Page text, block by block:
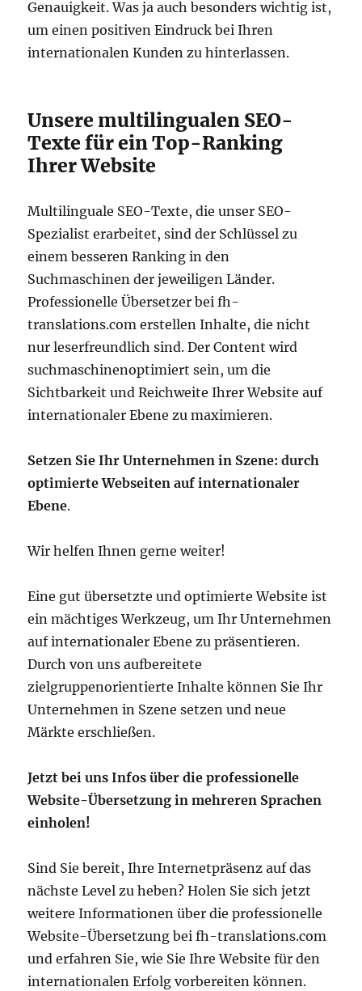
Genauigkeit. Was ja auch besonders wichtig ist,
um einen positiven Eindruck bei Ihren
internationalen Kunden zu hinterlassen.
Unsere multilingualen SEO-
Texte für ein Top-Ranking
Ihrer Website
Multilinguale SEO-Texte, die unser SEO-
Spezialist erarbeitet, sind der Schlüssel zu
einem besseren Ranking in den
Suchmaschinen der jeweiligen Länder.
Professionelle Übersetzer bei fh-
translations.com erstellen Inhalte, die nicht
nur leserfreundlich sind. Der Content wird
suchmaschinenoptimiert sein, um die
Sichtbarkeit und Reichweite Ihrer Website auf
internationaler Ebene zu maximieren.
Setzen Sie Ihr Unternehmen in Szene: durch
optimierte Webseiten auf internationaler
Ebene.
Wir helfen Ihnen gerne weiter!
Eine gut übersetzte und optimierte Website ist
ein mächtiges Werkzeug, um Ihr Unternehmen
auf internationaler Ebene zu präsentieren.
Durch von uns aufbereitete
zielgruppenorientierte Inhalte können Sie Ihr
Unternehmen in Szene setzen und neue
Märkte erschließen.
Jetzt bei uns Infos über die professionelle
Website-Übersetzung in mehreren Sprachen
einholen!
Sind Sie bereit, Ihre Internetpräsenz auf das
nächste Level zu heben? Holen Sie sich jetzt
weitere Informationen über die professionelle
Website-Übersetzung bei fh-translations.com
und erfahren Sie, wie Sie Ihre Website für den
internationalen Erfolg vorbereiten können.